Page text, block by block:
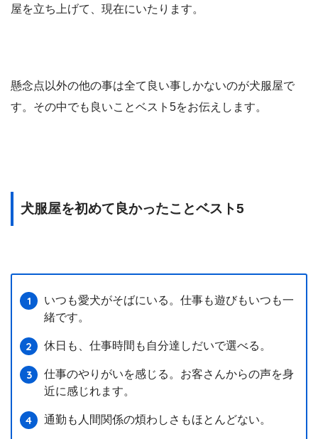
屋を立ち上げて、現在にいたります。
懸念点以外の他の事は全て良い事しかないのが犬服屋で
す。その中でも良いことベスト5をお伝えします。
犬服屋を初めて良かったことベスト5
いつも愛犬がそばにいる。仕事も遊びもいつも一
緒です。
休日も、仕事時間も自分達しだいで選べる。
仕事のやりがいを感じる。お客さんからの声を身
近に感じれます。
通勤も人間関係の煩わしさもほとんどない。